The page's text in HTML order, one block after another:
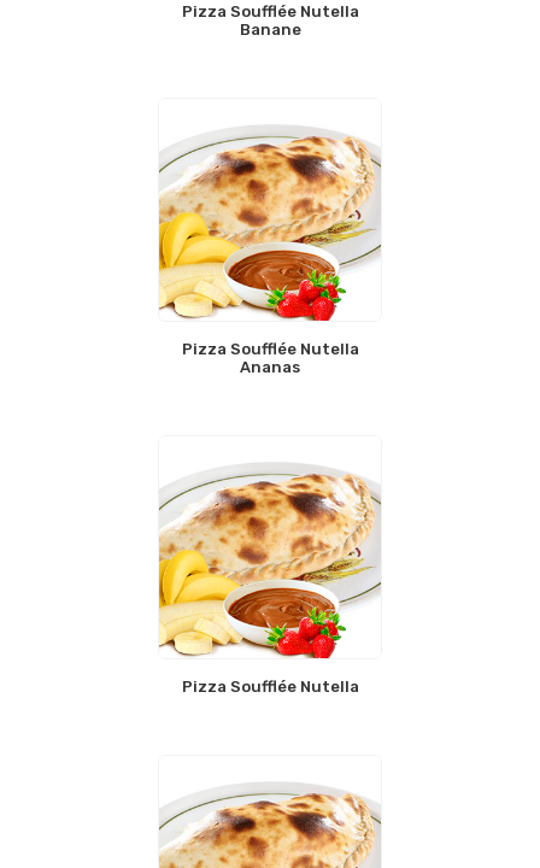
Pizza Soufflée Nutella
Banane
Pizza Soufflée Nutella
Ananas
Pizza Soufflée Nutella